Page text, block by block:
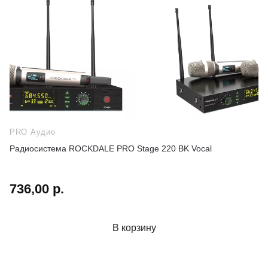
PRO Аудио
Радиосистема ROCKDALE PRO Stage 220 BK Vocal
736,00 р.
В корзину